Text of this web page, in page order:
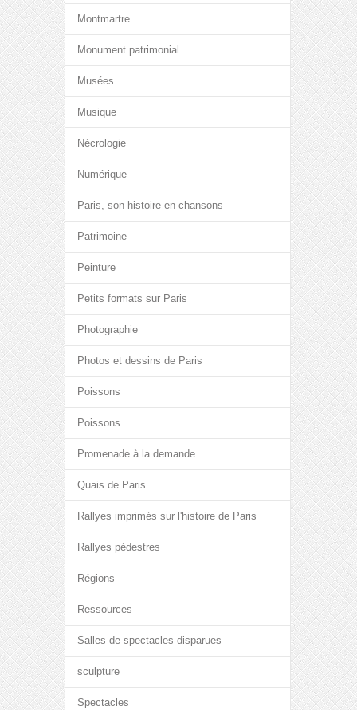
Montmartre
Monument patrimonial
Musées
Musique
Nécrologie
Numérique
Paris, son histoire en chansons
Patrimoine
Peinture
Petits formats sur Paris
Photographie
Photos et dessins de Paris
Poissons
Poissons
Promenade à la demande
Quais de Paris
Rallyes imprimés sur l'histoire de Paris
Rallyes pédestres
Régions
Ressources
Salles de spectacles disparues
sculpture
Spectacles